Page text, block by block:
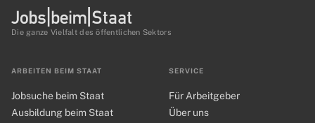
Die ganze Vielfalt des öffentlichen Sektors
ARBEITEN BEIM STAAT
Jobsuche beim Staat
Ausbildung beim Staat
SERVICE
Für Arbeitgeber
Über uns